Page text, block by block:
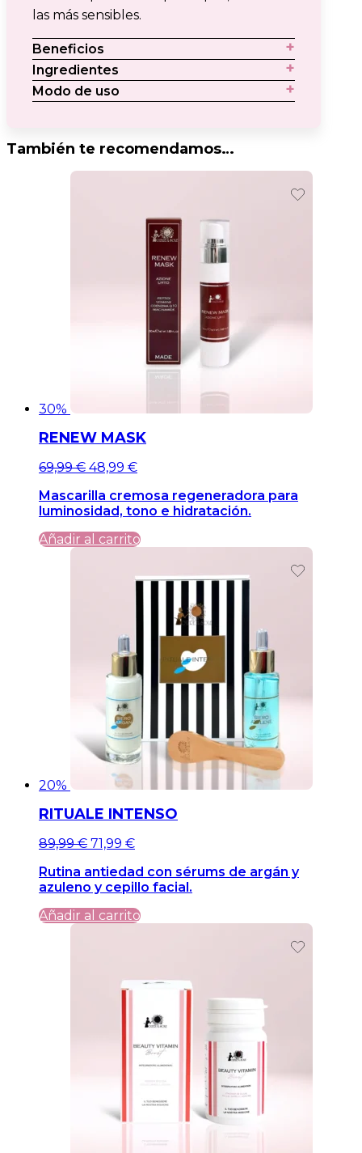
las más sensibles.
Beneficios
Ingredientes
Modo de uso
También te recomendamos…
30%
RENEW MASK
El
original
era:
69,99 €.
69,99€El
actual
es:
69,99 €.
48,99 €
Mascarilla cremosa regeneradora para
luminosidad, tono e hidratación.
Añadir al carrito
20%
RITUALE INTENSO
El
original
era:
89,99 €.
89,99€El
actual
es:
89,99 €.
71,99 €
Rutina antiedad con sérums de argán y
azuleno y cepillo facial.
Añadir al carrito